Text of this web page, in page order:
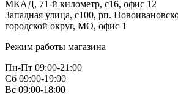
МКАД, 71-й километр, с16, офис 12
Западная улица, с100, рп.
городской округ, МО, офис 1
Режим работы магазина
Пн-Пт 09:00-21:00
Сб 09:00-19:00
Вс 09:00-18:00